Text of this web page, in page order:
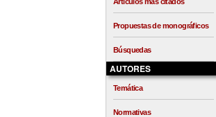
Propuestas de monográficos
Búsquedas
AUTORES
Temática
Normativas